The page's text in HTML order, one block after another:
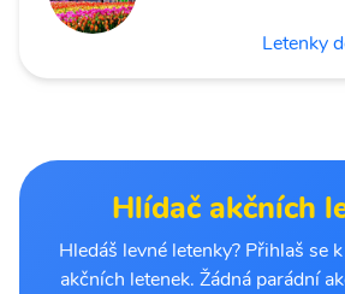
Letenky
Hlídač akčních
Hledáš levné letenky? Přihlaš se
akčních letenek. Žádná parádní